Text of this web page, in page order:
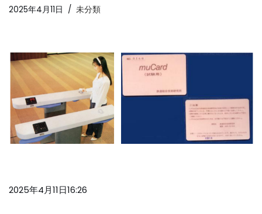
2025年4月11日 未分類
2025年4月11日16:26